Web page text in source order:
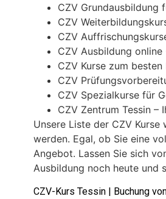
CZV Grundausbildung
CZV
CZV
CZV Ausbildung
CZV Kurse zum
CZV
CZV Spezialkurse für
CZV Zentrum Tessin –
Unsere Liste der CZV
werden. Egal, ob Sie eine
Angebot. Lassen Sie sich
Ausbildung noch heute und
CZV-Kurs Tessin | Buchung